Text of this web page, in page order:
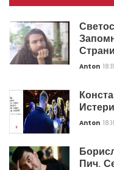
Anton
Anton
Пич.